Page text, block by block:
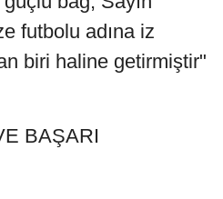
futbolu adına iz
biri haline getirmiştir"
BAŞARI